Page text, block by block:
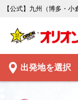
【公式】九州（博多・
出発地を選択